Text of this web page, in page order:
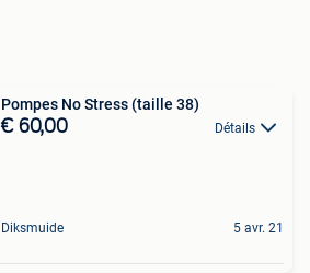
Pompes No Stress (taille 38)
€ 60,00 Détails
Diksmuide 5 avr. 21